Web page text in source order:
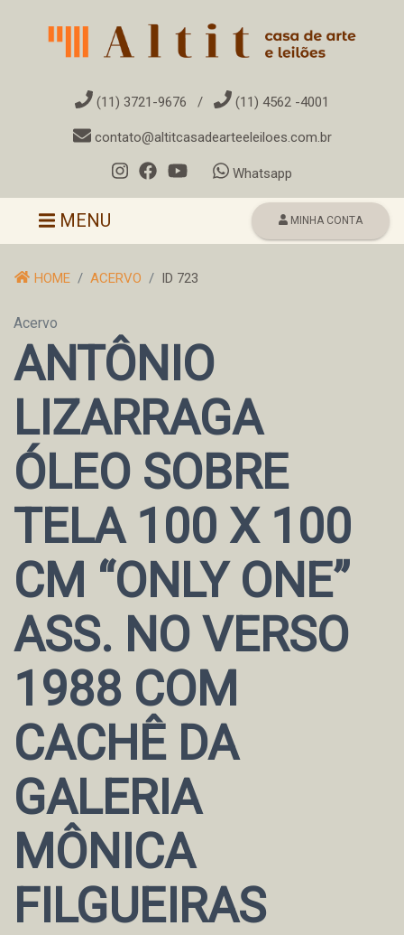
(11) 3721-9676 / (11) 4562 -4001
contato@altitcasadearteeleiloes.com.br
Whatsapp
Toggle navigation
MENU MINHA CONTA
HOME ACERVO ID 723
Acervo
ANTÔNIO
LIZARRAGA
ÓLEO SOBRE
TELA 100 X 100
CM “ONLY ONE”
ASS. NO VERSO
1988 COM
CACHÊ DA
GALERIA
MÔNICA
FILGUEIRAS